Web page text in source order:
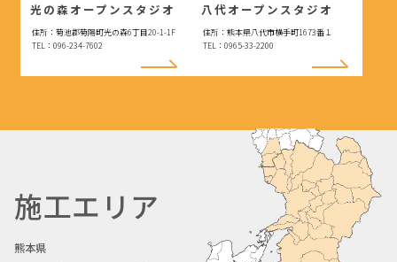
光の森オープンスタジオ
住所：菊池郡菊陽町光の森6丁目20-1-1F
TEL：096-234-7602
八代オープンスタジオ
住所：熊本県八代市横手町1673番１
TEL：0965-33-2200
施工エリア
熊本県